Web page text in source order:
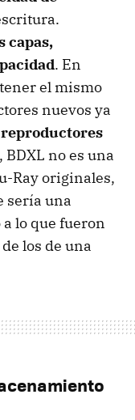
capas,
. En
el mismo
nuevos ya
BDXL no es una
Ray originales,
sería una
lo que fueron
los de una